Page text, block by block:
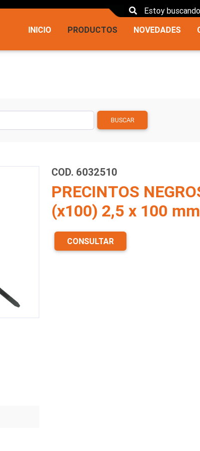
INICIO PRODUCTOS NOVEDADES
BUSCAR
COD. 6032510
PRECINTOS
(x100) 2,5 x 100 mm
CONSULTAR